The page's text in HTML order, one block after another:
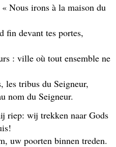
Nous irons à la maison du
fin devant tes portes,
: ville où tout ensemble ne
les tribus du Seigneur,
nom du Seigneur.
riep: wij trekken naar Gods
uw poorten binnen treden.